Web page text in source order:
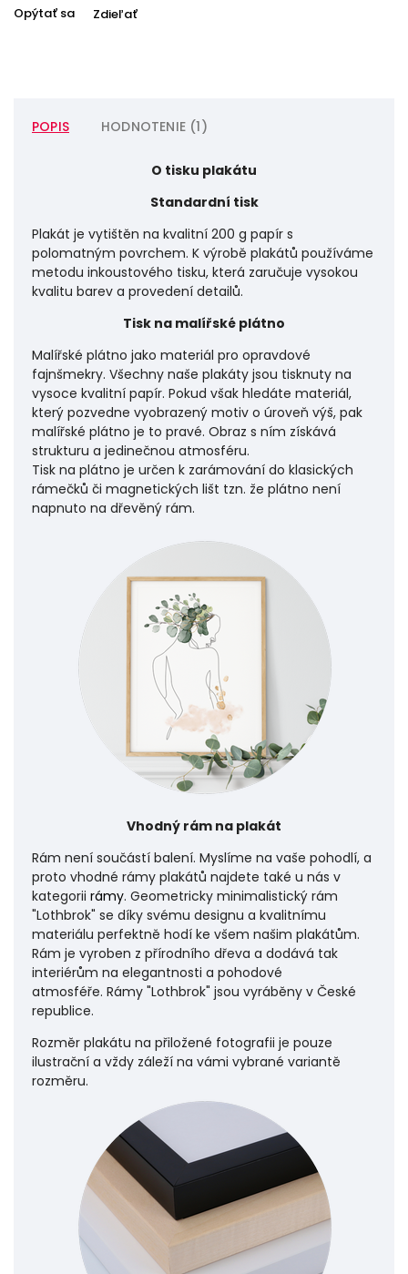
Opýtať sa Zdieľať
POPIS HODNOTENIE (1)
O tisku plakátu
Standardní tisk
Plakát je vytištěn na kvalitní 200 g papír s
polomatným povrchem. K výrobě plakátů používáme
metodu inkoustového tisku, která zaručuje vysokou
kvalitu barev a provedení detailů.
Tisk na malířské plátno
Malířské plátno jako materiál pro opravdové
fajnšmekry. Všechny naše plakáty jsou tisknuty na
vysoce kvalitní papír. Pokud však hledáte materiál,
který pozvedne vyobrazený motiv o úroveň výš, pak
malířské plátno je to pravé. Obraz s ním získává
strukturu a jedinečnou atmosféru.
Tisk na plátno je určen k zarámování do klasických
rámečků či magnetických lišt tzn. že plátno není
napnuto na dřevěný rám.
Vhodný rám na plakát
Rám není součástí balení. Myslíme na vaše pohodlí, a
proto vhodné rámy plakátů najdete také u nás v
kategorii rámy. Geometricky minimalistický rám
"Lothbrok" se díky svému designu a kvalitnímu
materiálu perfektně hodí ke všem našim plakátům.
Rám je vyroben z přírodního dřeva a dodává tak
interiérům na elegantnosti a pohodové
atmosféře. Rámy "Lothbrok" jsou vyráběny v České
republice.
Rozměr plakátu na přiložené fotografii je pouze
ilustrační a vždy záleží na vámi vybrané variantě
rozměru.